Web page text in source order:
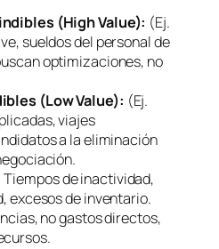
(High Value): (Ej.
sueldos del personal de
optimizaciones, no
(Low Value): (Ej.
viajes
a la eliminación
Tiempos de inactividad,
excesos de inventario.
no gastos directos,